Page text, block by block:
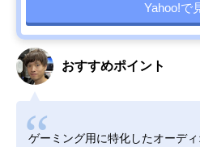
Yahoo!で
おすすめポイント
ゲーミング用に特化したオーディ